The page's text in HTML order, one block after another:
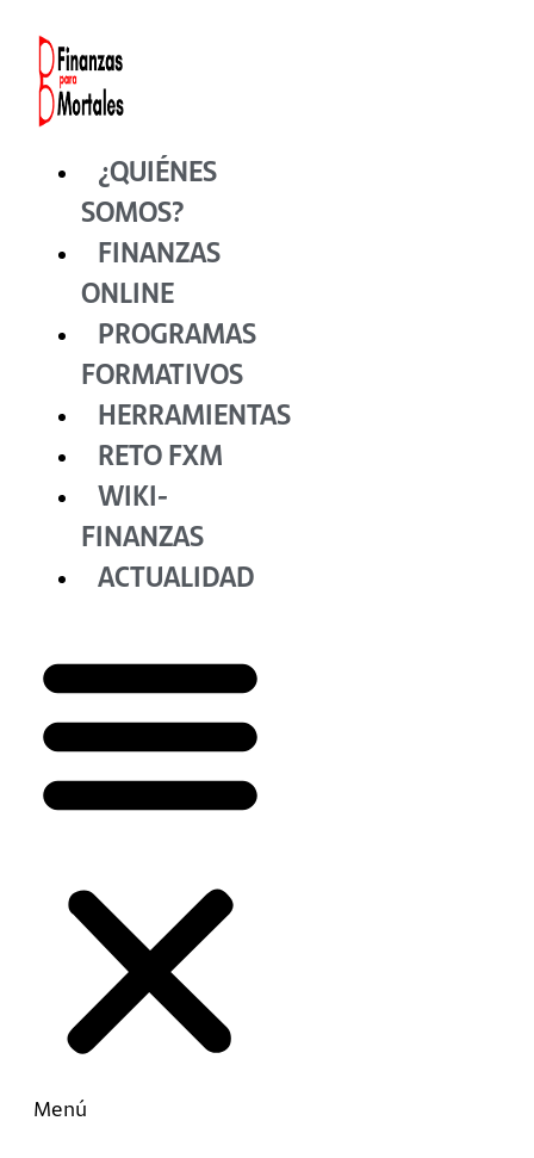
contenido
¿QUIÉNES
SOMOS?
FINANZAS
ONLINE
PROGRAMAS
FORMATIVOS
HERRAMIENTAS
RETO FXM
WIKI-
FINANZAS
ACTUALIDAD
Menú